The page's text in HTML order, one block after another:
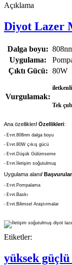
Açıklama
Diyot Lazer
Dalga boyu:
Uygulama:
Çıktı Gücü: 80W
Vurgulamak:
Tek
Ana özellikler/ Özellikleri:
- Evet. 808nm dalga boyu
- Evet. 80W çıkış gücü
- Evet. Düşük Gülümseme
- Evet.
İletişim soğutulmuş
Uygulama alanı/ Başvurular
- Evet. Pompalama
- Evet. Baskı
- Evet. Bilimsel Araştırmalar
Etiketler:
yüksek